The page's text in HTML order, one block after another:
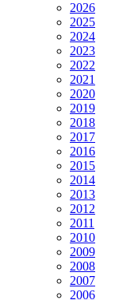
2026
2025
2024
2023
2022
2021
2020
2019
2018
2017
2016
2015
2014
2013
2012
2011
2010
2009
2008
2007
2006